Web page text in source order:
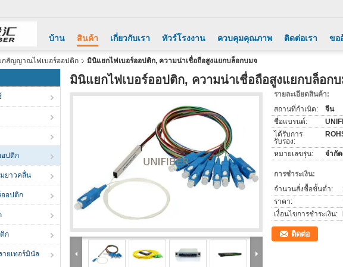
บ้าน สินค้า เกี่ยวกับเรา ทัวร์โรงงาน ควบคุมคุณภาพ ติดต่อเรา ขอ
กสัญญาณไฟเบอร์ออปติก มินิแยกไฟเบอร์ออปติก, ความน่าเชื่อถือสูงแยกบล็อกบมจ
ปติก
มยาวคลื่น
ออปติก
ก
ายเทอร์มินัล
มินิแยกไฟเบอร์ออปติก, ความน่าเชื่อถือสูงแยกบล็อก
รายละเอียดสินค้า:
สถานที่กำเนิด:
จีน
ชื่อแบรนด์:
ได้รับการ
รับรอง:
หมายเลขรุ่น: จำกั
การชำระเงิน:
จำนวนสั่งซื้อขั้นต่ำ:
ราคา:
เงื่อนไขการชำระเงิน:
ติดต่อ